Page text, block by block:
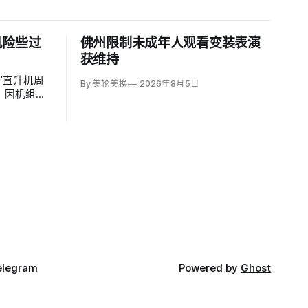
些过
升机周
机组与
佛州限制未成年人观看变装表演
获维持
By 美轮美换 2026年8月5日
Powered by Ghost